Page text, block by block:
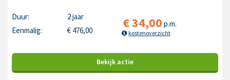
Duur:
2 jaar
Eenmalig:
€ 476,00 €34,00 p.m.
kostenoverzicht
Bekijk actie